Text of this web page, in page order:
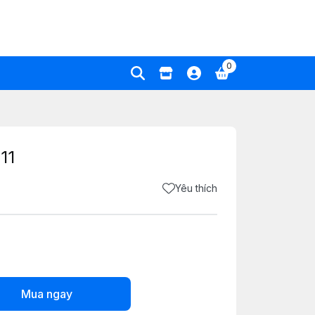
0
Yêu thích
Mua ngay